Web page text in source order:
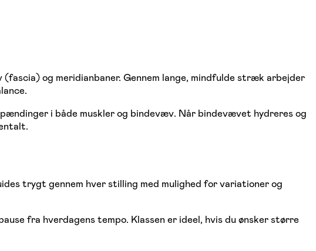
og meridianbaner. Gennem lange, mindfulde stræk arbejder
i både muskler og bindevæv. Når bindevævet hydreres og
trygt gennem hver stilling med mulighed for variationer og
fra hverdagens tempo. Klassen er ideel, hvis du ønsker større